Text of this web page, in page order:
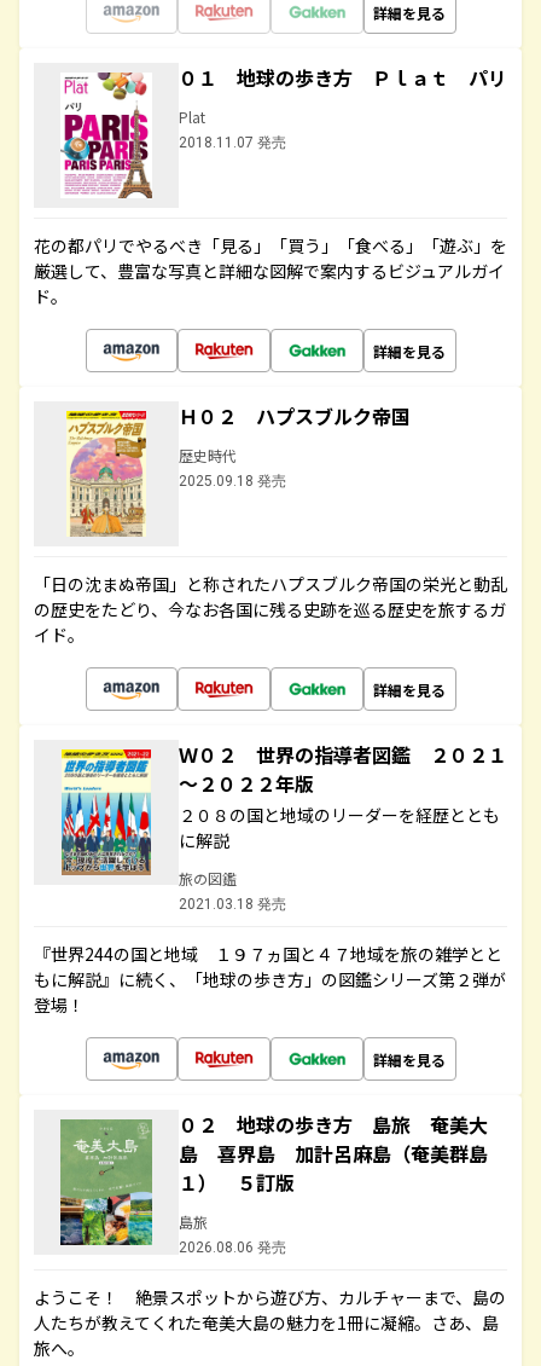
詳細を見る
０１ 地球の歩き方 Ｐｌａｔ パリ
Plat
2018.11.07 発売
花の都パリでやるべき「見る」「買う」「食べる」「遊ぶ」を
厳選して、豊富な写真と詳細な図解で案内するビジュアルガイ
ド。
詳細を見る
Ｈ０２ ハプスブルク帝国
歴史時代
2025.09.18 発売
「日の沈まぬ帝国」と称されたハプスブルク帝国の栄光と動乱
の歴史をたどり、今なお各国に残る史跡を巡る歴史を旅するガ
イド。
詳細を見る
Ｗ０２ 世界の指導者図鑑 ２０２１
～２０２２年版
２０８の国と地域のリーダーを経歴ととも
に解説
旅の図鑑
2021.03.18 発売
『世界244の国と地域 １９７ヵ国と４７地域を旅の雑学とと
もに解説』に続く、「地球の歩き方」の図鑑シリーズ第２弾が
登場！
詳細を見る
０２ 地球の歩き方 島旅 奄美大
島 喜界島 加計呂麻島（奄美群島
１） ５訂版
島旅
2026.08.06 発売
ようこそ！ 絶景スポットから遊び方、カルチャーまで、島の
人たちが教えてくれた奄美大島の魅力を1冊に凝縮。さあ、島
旅へ。